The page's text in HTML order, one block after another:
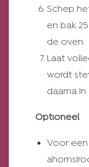
Schep
en bak
de oven.
Laat
wordt
daarna in
Optioneel
Voor